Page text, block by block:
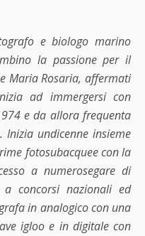
e biologo marino
la passione per il
Maria Rosaria, affermati
ad immergersi con
e da allora frequenta
undicenne insieme
fotosubacquee con la
a numerosegare di
concorsi nazionali ed
in analogico con una
igloo e in digitale con